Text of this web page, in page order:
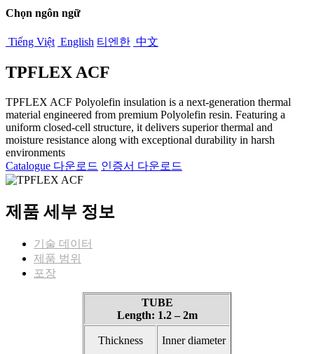
Chọn ngôn ngữ
Tiếng Việt English 티엔한 中文
TPFLEX ACF
TPFLEX ACF Polyolefin insulation is a next-generation thermal
material engineered from premium Polyolefin resin. Featuring a
uniform closed-cell structure, it delivers superior thermal and
moisture resistance along with exceptional durability in harsh
environments
Catalogue 다운로드 인증서 다운로드
제품 세부 정보
기술 데이터
제품 범위
포장
TUBE
Length: 1.2 – 2m
Thickness
Inner diameter